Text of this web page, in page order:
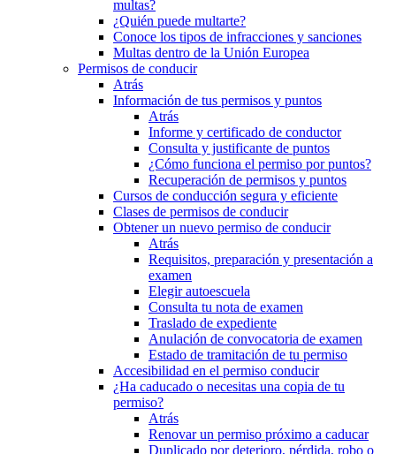
multas?
¿Quién puede multarte?
Conoce los tipos de infracciones y sanciones
Multas dentro de la Unión Europea
Permisos de conducir
Atrás
Información de tus permisos y puntos
Atrás
Informe y certificado de conductor
Consulta y justificante de puntos
¿Cómo funciona el permiso por puntos?
Recuperación de permisos y puntos
Cursos de conducción segura y eficiente
Clases de permisos de conducir
Obtener un nuevo permiso de conducir
Atrás
Requisitos, preparación y presentación a
examen
Elegir autoescuela
Consulta tu nota de examen
Traslado de expediente
Anulación de convocatoria de examen
Estado de tramitación de tu permiso
Accesibilidad en el permiso conducir
¿Ha caducado o necesitas una copia de tu
permiso?
Atrás
Renovar un permiso próximo a caducar
Duplicado por deterioro, pérdida, robo o